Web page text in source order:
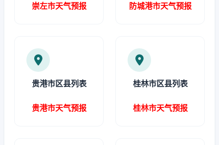
崇左市天气预报 防城港市天气预报
贵港市区县列表
贵港市天气预报
桂林市区县列表
桂林市天气预报